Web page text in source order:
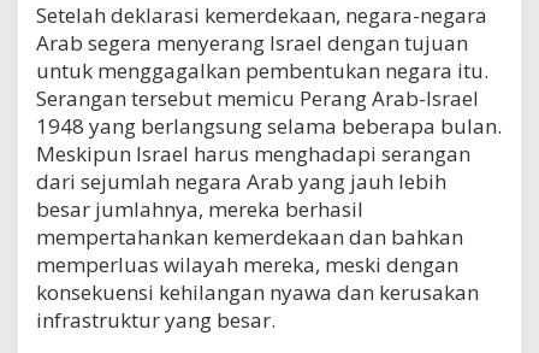
Setelah deklarasi kemerdekaan, negara-negara
Arab segera menyerang Israel dengan tujuan
untuk menggagalkan pembentukan negara itu.
Serangan tersebut memicu Perang Arab-Israel
1948 yang berlangsung selama beberapa bulan.
Meskipun Israel harus menghadapi serangan
dari sejumlah negara Arab yang jauh lebih
besar jumlahnya, mereka berhasil
mempertahankan kemerdekaan dan bahkan
memperluas wilayah mereka, meski dengan
konsekuensi kehilangan nyawa dan kerusakan
infrastruktur yang besar.